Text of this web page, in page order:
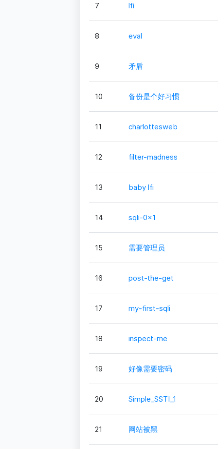
7 lfi
8 eval
9 矛盾
10 备份是个好习惯
11 charlottesweb
12 filter-madness
13 baby lfi
14 sqli-0x1
15 需要管理员
16 post-the-get
17 my-first-sqli
18 inspect-me
19 好像需要密码
20 Simple_SSTI_1
21 网站被黑